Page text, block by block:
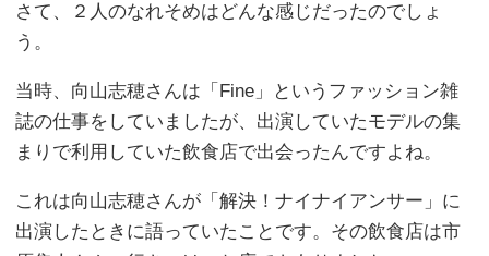
さて、２人のなれそめはどんな感じだったのでしょ
う。
当時、向山志穂さんは「Fine」というファッション雑
誌の仕事をしていましたが、出演していたモデルの集
まりで利用していた飲食店で出会ったんですよね。
これは向山志穂さんが「解決！ナイナイアンサー」に
出演したときに語っていたことです。その飲食店は市